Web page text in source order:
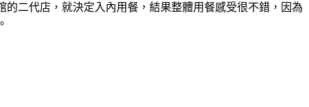
二代店，就決定入內用餐，結果整體用餐感受很不錯，因為